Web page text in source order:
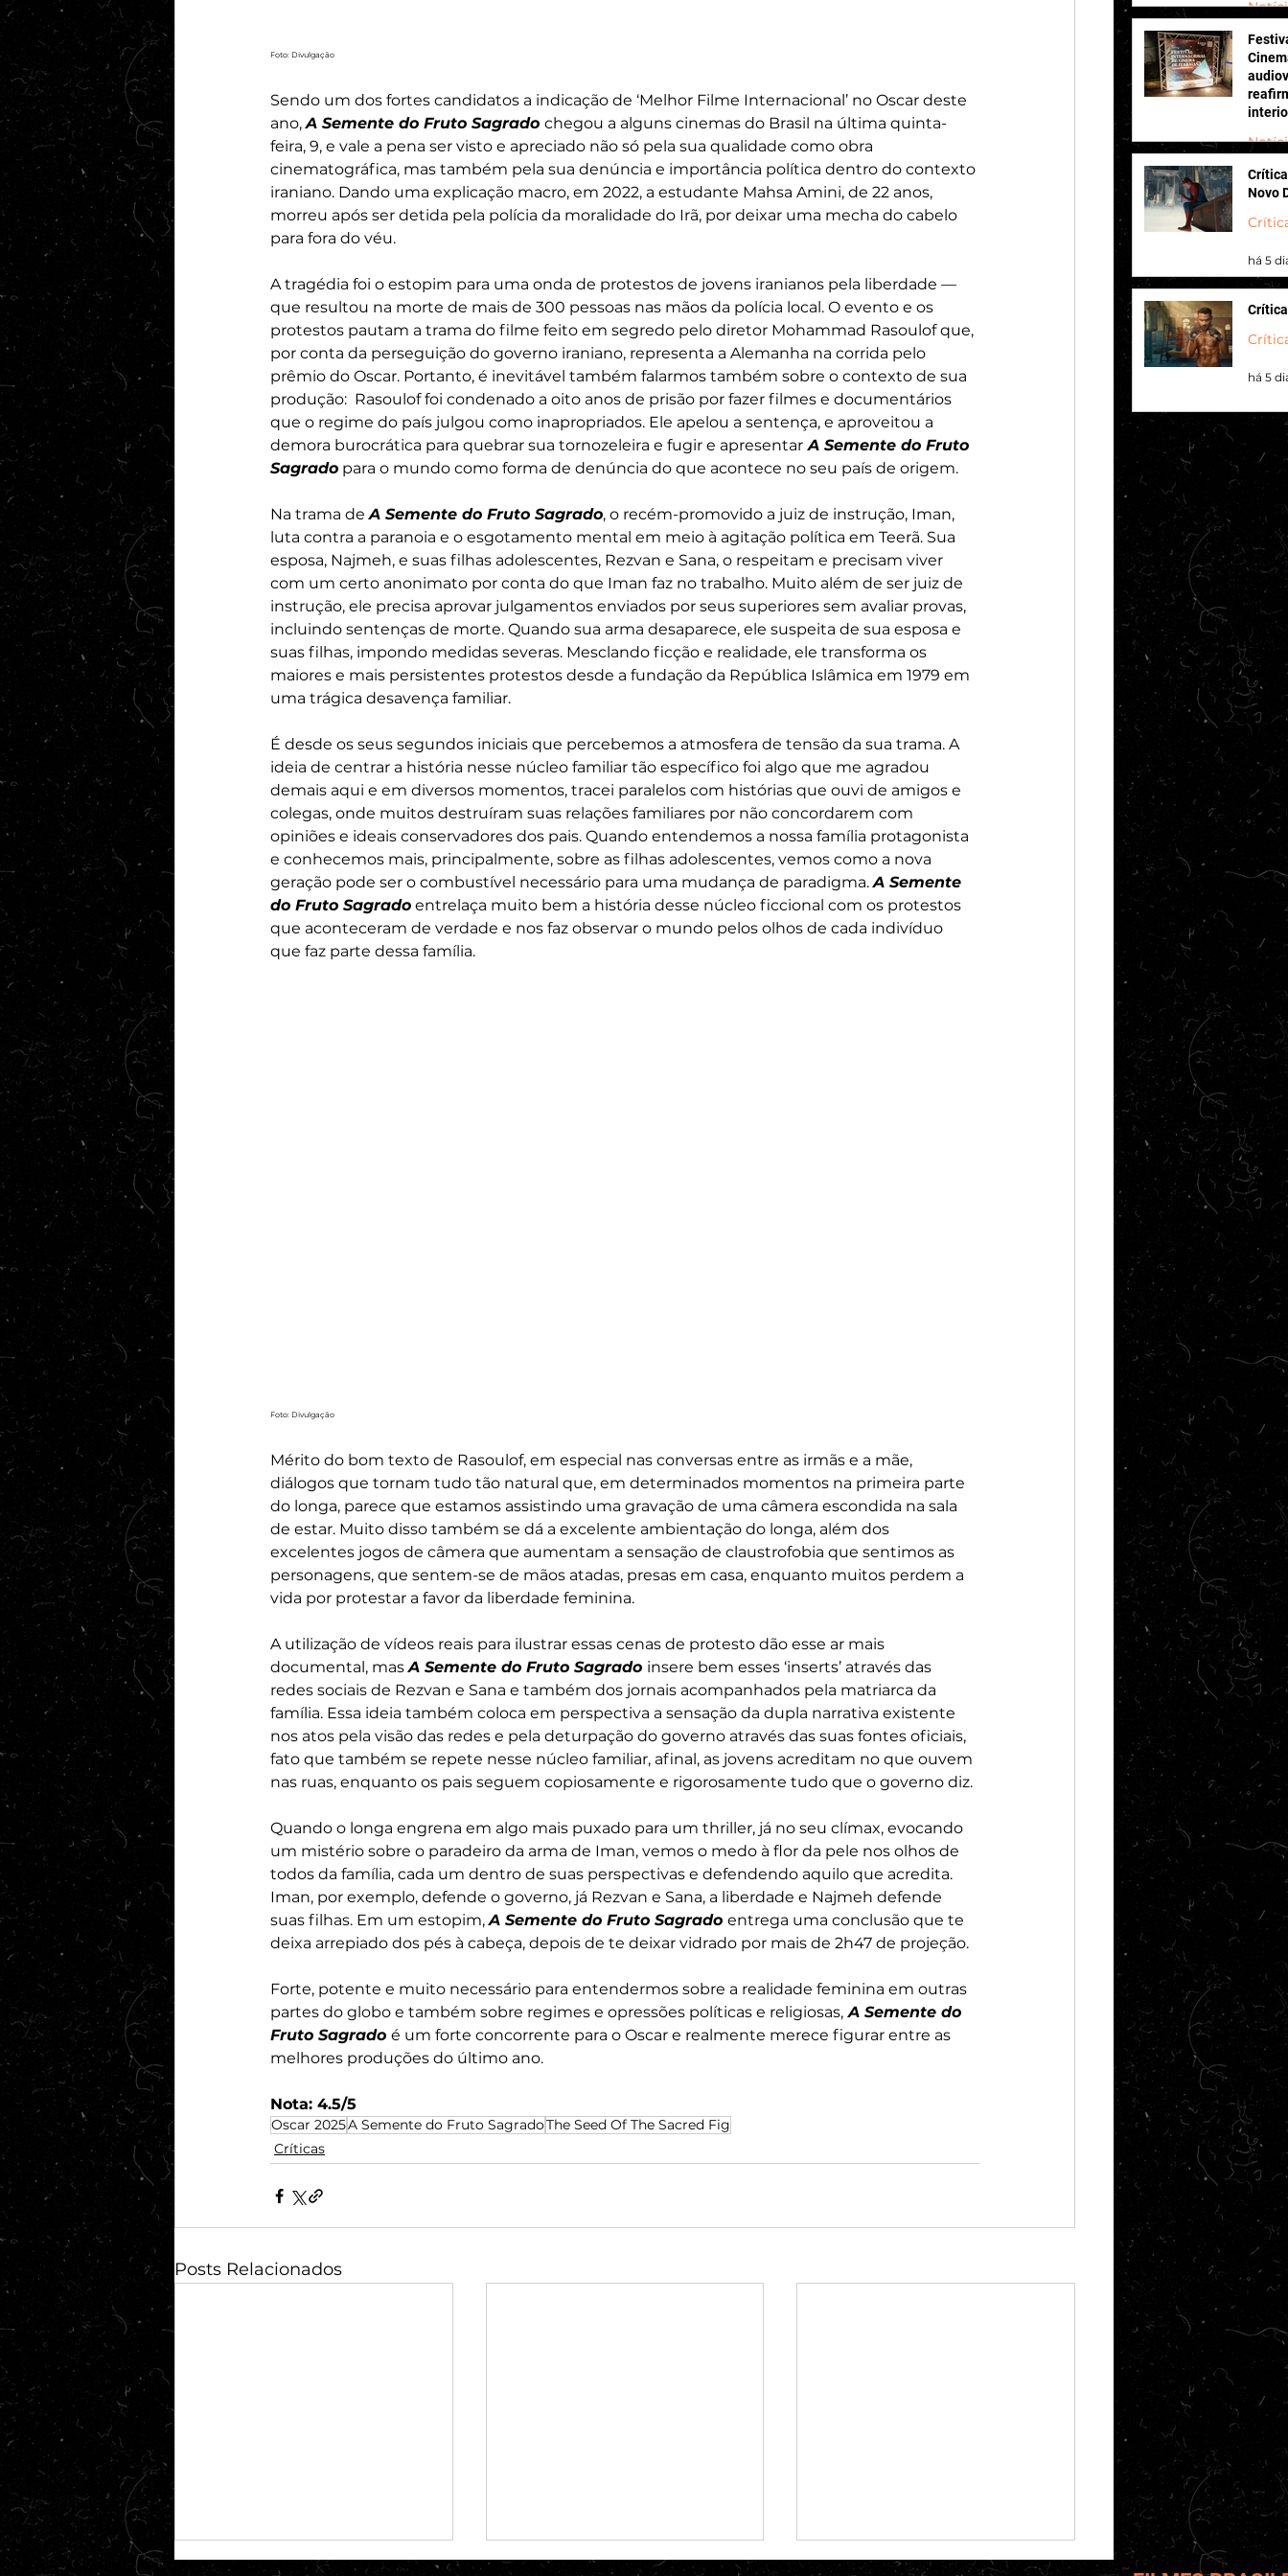
Foto: Divulgação
Sendo um dos fortes candidatos a indicação de ‘Melhor Filme Internacional’ no Oscar deste
ano, A Semente do Fruto Sagrado chegou a alguns cinemas do Brasil na última quinta-
feira, 9, e vale a pena ser visto e apreciado não só pela sua qualidade como obra
cinematográfica, mas também pela sua denúncia e importância política dentro do contexto
iraniano. Dando uma explicação macro, em 2022, a estudante Mahsa Amini, de 22 anos,
morreu após ser detida pela polícia da moralidade do Irã, por deixar uma mecha do cabelo
para fora do véu.
A tragédia foi o estopim para uma onda de protestos de jovens iranianos pela liberdade —
que resultou na morte de mais de 300 pessoas nas mãos da polícia local. O evento e os
protestos pautam a trama do filme feito em segredo pelo diretor Mohammad Rasoulof que,
por conta da perseguição do governo iraniano, representa a Alemanha na corrida pelo
prêmio do Oscar. Portanto, é inevitável também falarmos também sobre o contexto de sua
produção:  Rasoulof foi condenado a oito anos de prisão por fazer filmes e documentários
que o regime do país julgou como inapropriados. Ele apelou a sentença, e aproveitou a
demora burocrática para quebrar sua tornozeleira e fugir e apresentar A Semente do Fruto
Sagrado para o mundo como forma de denúncia do que acontece no seu país de origem.
Na trama de A Semente do Fruto Sagrado, o recém-promovido a juiz de instrução, Iman,
luta contra a paranoia e o esgotamento mental em meio à agitação política em Teerã. Sua
esposa, Najmeh, e suas filhas adolescentes, Rezvan e Sana, o respeitam e precisam viver
com um certo anonimato por conta do que Iman faz no trabalho. Muito além de ser juiz de
instrução, ele precisa aprovar julgamentos enviados por seus superiores sem avaliar provas,
incluindo sentenças de morte. Quando sua arma desaparece, ele suspeita de sua esposa e
suas filhas, impondo medidas severas. Mesclando ficção e realidade, ele transforma os
maiores e mais persistentes protestos desde a fundação da República Islâmica em 1979 em
uma trágica desavença familiar.
É desde os seus segundos iniciais que percebemos a atmosfera de tensão da sua trama. A
ideia de centrar a história nesse núcleo familiar tão específico foi algo que me agradou
demais aqui e em diversos momentos, tracei paralelos com histórias que ouvi de amigos e
colegas, onde muitos destruíram suas relações familiares por não concordarem com
opiniões e ideais conservadores dos pais. Quando entendemos a nossa família protagonista
e conhecemos mais, principalmente, sobre as filhas adolescentes, vemos como a nova
geração pode ser o combustível necessário para uma mudança de paradigma. A Semente
do Fruto Sagrado entrelaça muito bem a história desse núcleo ficcional com os protestos
que aconteceram de verdade e nos faz observar o mundo pelos olhos de cada indivíduo
que faz parte dessa família.
Foto: Divulgação
Mérito do bom texto de Rasoulof, em especial nas conversas entre as irmãs e a mãe,
diálogos que tornam tudo tão natural que, em determinados momentos na primeira parte
do longa, parece que estamos assistindo uma gravação de uma câmera escondida na sala
de estar. Muito disso também se dá a excelente ambientação do longa, além dos
excelentes jogos de câmera que aumentam a sensação de claustrofobia que sentimos as
personagens, que sentem-se de mãos atadas, presas em casa, enquanto muitos perdem a
vida por protestar a favor da liberdade feminina.
A utilização de vídeos reais para ilustrar essas cenas de protesto dão esse ar mais
documental, mas A Semente do Fruto Sagrado insere bem esses ‘inserts’ através das
redes sociais de Rezvan e Sana e também dos jornais acompanhados pela matriarca da
família. Essa ideia também coloca em perspectiva a sensação da dupla narrativa existente
nos atos pela visão das redes e pela deturpação do governo através das suas fontes oficiais,
fato que também se repete nesse núcleo familiar, afinal, as jovens acreditam no que ouvem
nas ruas, enquanto os pais seguem copiosamente e rigorosamente tudo que o governo diz.
Quando o longa engrena em algo mais puxado para um thriller, já no seu clímax, evocando
um mistério sobre o paradeiro da arma de Iman, vemos o medo à flor da pele nos olhos de
todos da família, cada um dentro de suas perspectivas e defendendo aquilo que acredita.
Iman, por exemplo, defende o governo, já Rezvan e Sana, a liberdade e Najmeh defende
suas filhas. Em um estopim, A Semente do Fruto Sagrado entrega uma conclusão que te
deixa arrepiado dos pés à cabeça, depois de te deixar vidrado por mais de 2h47 de projeção.
Forte, potente e muito necessário para entendermos sobre a realidade feminina em outras
partes do globo e também sobre regimes e opressões políticas e religiosas, A Semente do
Fruto Sagrado é um forte concorrente para o Oscar e realmente merece figurar entre as
melhores produções do último ano.
Nota: 4.5/5
Oscar 2025A Semente do Fruto SagradoThe Seed Of The Sacred Fig
Críticas
Posts Relacionados
há 2
há 3
Novo
há 5
há 5